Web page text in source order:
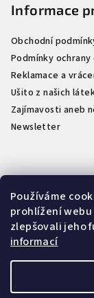
Používáme
prohlížení
zlepšovali jeho
informací
Informace
Obchodní
Podmínky
Reklamace a
Ušito z našich
Zajímavosti aneb
Newsletter
Kontakt
info @naselatky.cz
733 712 333